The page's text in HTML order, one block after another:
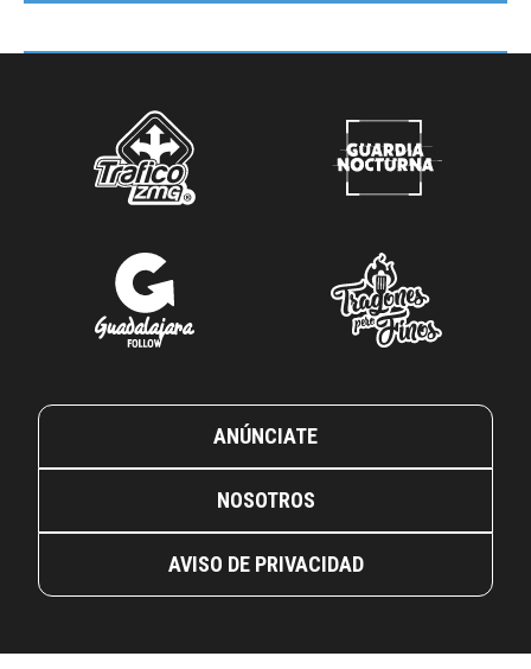
ANÚNCIATE
NOSOTROS
AVISO DE PRIVACIDAD